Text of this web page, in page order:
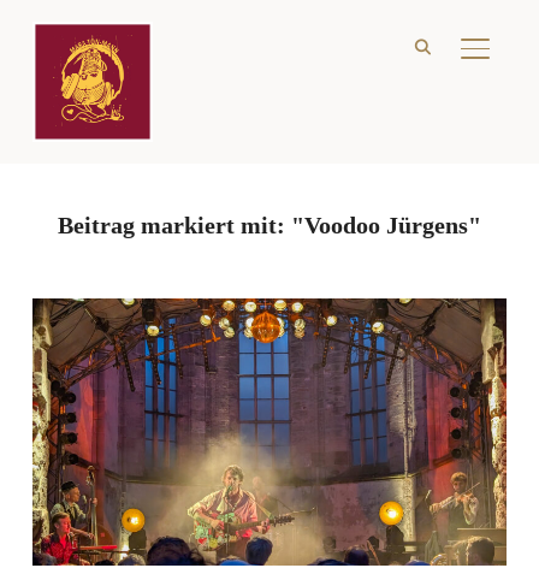
Beitrag markiert mit: "Voodoo Jürgens"